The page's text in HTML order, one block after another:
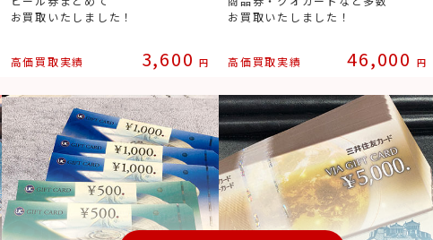
お買取いたしました！
高価買取実績 3,600円
お買取いたしました！
高価買取実績 46,000 円